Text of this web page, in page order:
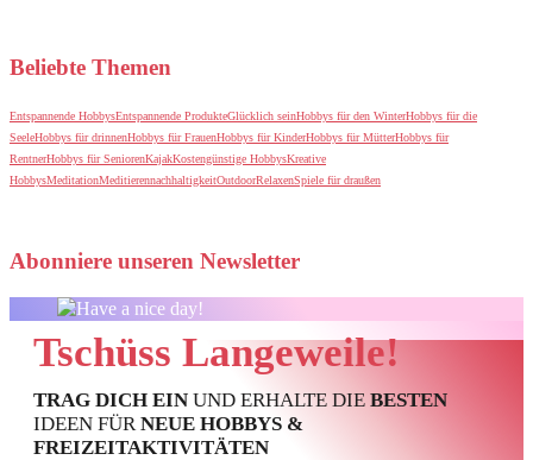
Beliebte Themen
Entspannende HobbysEntspannende ProdukteGlücklich seinHobbys für den WinterHobbys für die
SeeleHobbys für drinnenHobbys für FrauenHobbys für KinderHobbys für MütterHobbys für
RentnerHobbys für SeniorenKajakKostengünstige HobbysKreative
HobbysMeditationMeditierennachhaltigkeitOutdoorRelaxenSpiele für draußen
Abonniere unseren Newsletter
Tschüss Langeweile!
TRAG DICH EIN UND ERHALTE DIE BESTEN
IDEEN FÜR NEUE HOBBYS &
FREIZEITAKTIVITÄTEN